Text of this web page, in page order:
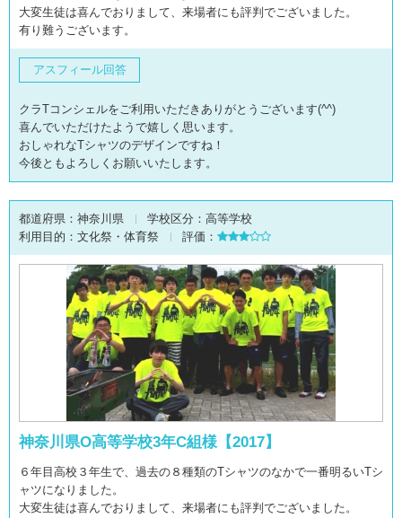
大変生徒は喜んでおりまして、来場者にも評判でございました。
有り難うございます。
アスフィール回答
クラTコンシェルをご利用いただきありがとうございます(^^)
喜んでいただけたようで嬉しく思います。
おしゃれなTシャツのデザインですね！
今後ともよろしくお願いいたします。
都道府県： 神奈川県 学校区分： 高等学校
利用目的： 文化祭・体育祭 評価：
神奈川県O高等学校3年C組様【2017】
６年目高校３年生で、過去の８種類のTシャツのなかで一番明るいTシ
ャツになりました。
大変生徒は喜んでおりまして、来場者にも評判でございました。